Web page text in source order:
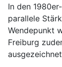
In den
parallele
Wendepunkt
Freiburg